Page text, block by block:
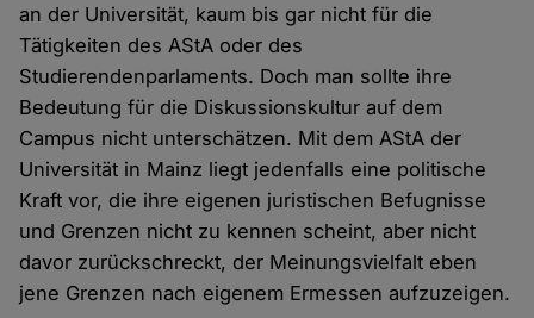
an der Universität, kaum bis gar nicht für die
Tätigkeiten des AStA oder des
Studierendenparlaments. Doch man sollte ihre
Bedeutung für die Diskussionskultur auf dem
Campus nicht unterschätzen. Mit dem AStA der
Universität in Mainz liegt jedenfalls eine politische
Kraft vor, die ihre eigenen juristischen Befugnisse
und Grenzen nicht zu kennen scheint, aber nicht
davor zurückschreckt, der Meinungsvielfalt eben
jene Grenzen nach eigenem Ermessen aufzuzeigen.